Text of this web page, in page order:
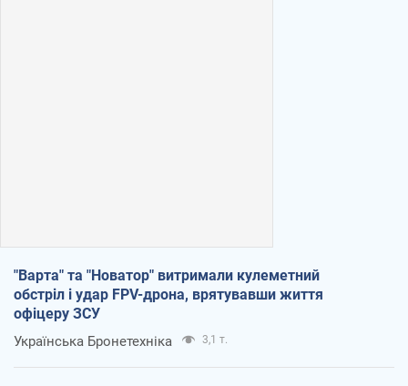
"Варта" та "Новатор" витримали кулеметний
обстріл і удар FPV-дрона, врятувавши життя
офіцеру ЗСУ
Українська Бронетехніка 3,1 т.